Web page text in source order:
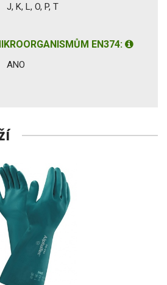
J, K, L, O, P, T
EN374:
ANO